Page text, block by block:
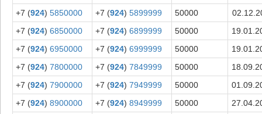
+7 (924) 5850000 +7 (924) 5899999 50000
+7 (924) 6850000 +7 (924) 6899999 50000
+7 (924) 6950000 +7 (924) 6999999 50000
+7 (924) 7800000 +7 (924) 7849999 50000
+7 (924) 7900000 +7 (924) 7949999 50000
+7 (924) 8900000 +7 (924) 8949999 50000